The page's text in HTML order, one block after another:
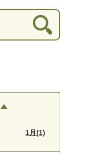
1月(1)